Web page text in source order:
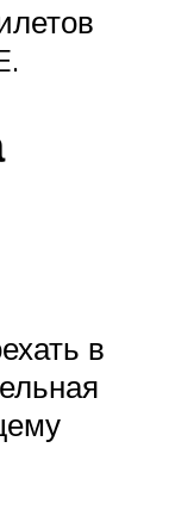
в